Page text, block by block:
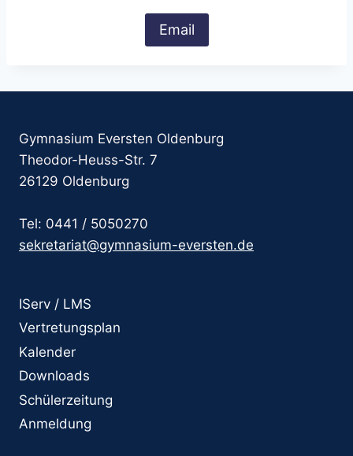
Email
Gymnasium Eversten Oldenburg
Theodor-Heuss-Str. 7
26129 Oldenburg
Tel: 0441 / 5050270
sekretariat@gymnasium-eversten.de
IServ / LMS
Vertretungsplan
Kalender
Downloads
Schülerzeitung
Anmeldung